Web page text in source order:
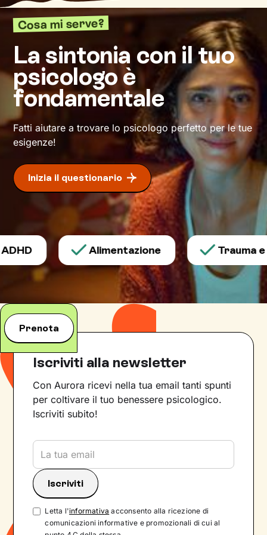
Cosa mi serve?
La sintonia con il tuo
psicologo è
fondamentale
Fatti aiutare a trovare lo psicologo perfetto per le tue
esigenze!
Inizia il questionario
Alimentazione Trauma e
Prenota
Iscriviti alla newsletter
Con Aurora ricevi nella tua email tanti spunti
per coltivare il tuo benessere psicologico.
Iscriviti subito!
Letta l'informativa acconsento alla ricezione di
comunicazioni informative e promozionali di cui al